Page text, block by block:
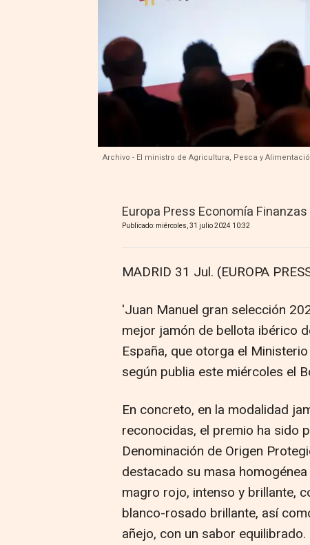
Archivo - El ministro de Agricultura, Pesca y
Europa Press Economía Finanzas
Publicado: miércoles, 31 julio 2024 10:32
MADRID 31 Jul. (EUROPA
'Juan Manuel gran selección
mejor jamón de bellota ibérico
España, que otorga el
según publia este miércoles el
En concreto, en la modalidad
reconocidas, el premio ha sido
Denominación de Origen
destacado su masa
magro rojo, intenso y brillante,
blanco-rosado brillante, así
añejo, con un sabor equilibrado.